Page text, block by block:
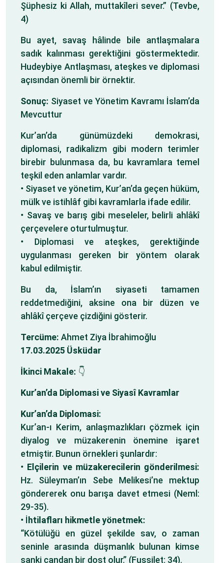
Şüphesiz ki Allah, muttakîleri sever.” (Tevbe,
4)
Bu ayet, savaş hâlinde bile antlaşmalara
sadık kalınması gerektiğini göstermektedir.
Hudeybiye Antlaşması, ateşkes ve diplomasi
açısından önemli bir örnektir.
Sonuç: Siyaset ve Yönetim Kavramı İslam’da
Mevcuttur
Kur’an’da günümüzdeki demokrasi,
diplomasi, radikalizm gibi modern terimler
birebir bulunmasa da, bu kavramlara temel
teşkil eden anlamlar vardır.
• Siyaset ve yönetim, Kur’an’da geçen hüküm,
mülk ve istihlâf gibi kavramlarla ifade edilir.
• Savaş ve barış gibi meseleler, belirli ahlâkî
çerçevelere oturtulmuştur.
• Diplomasi ve ateşkes, gerektiğinde
uygulanması gereken bir yöntem olarak
kabul edilmiştir.
Bu da, İslam’ın siyaseti tamamen
reddetmediğini, aksine ona bir düzen ve
ahlâkî çerçeve çizdiğini gösterir.
Tercüme: Ahmet Ziya İbrahimoğlu
17.03.2025 Üsküdar
İkinci Makale: 👇
Kur’an’da Diplomasi ve Siyasî Kavramlar
Kur’an’da Diplomasi:
Kur’an-ı Kerim, anlaşmazlıkları çözmek için
diyalog ve müzakerenin önemine işaret
etmiştir. Bunun örnekleri şunlardır:
• Elçilerin ve müzakerecilerin gönderilmesi:
Hz. Süleyman’ın Sebe Melikesi’ne mektup
göndererek onu barışa davet etmesi (Neml:
29-35).
• İhtilafları hikmetle yönetmek:
“Kötülüğü en güzel şekilde sav, o zaman
seninle arasında düşmanlık bulunan kimse
sanki candan bir dost olur.” (Fussilet: 34).